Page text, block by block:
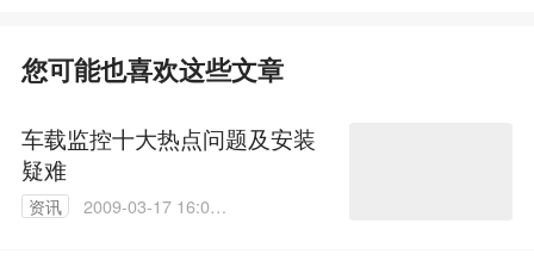
您可能也喜欢这些文章
车载监控十大热点问题及安装
疑难
资讯
2009-03-17 16:00: